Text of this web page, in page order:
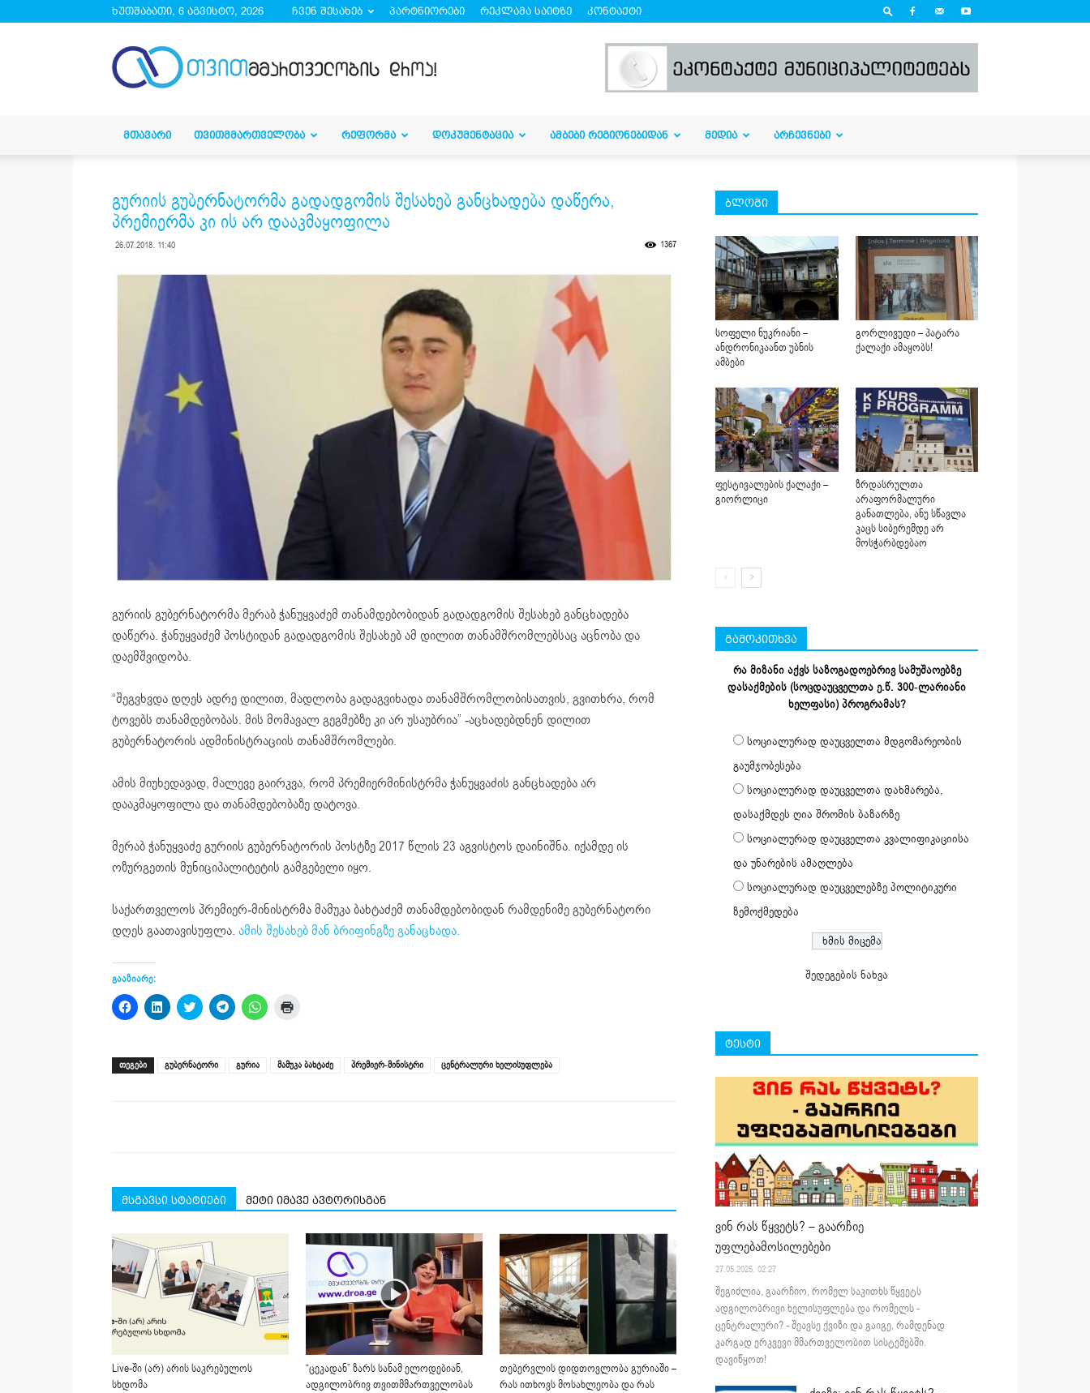
ხუთშაბათი, 6 აგვისტო, 2026 ჩვენ შესახებ პარტნიორები რეკლამა საიტზე კონტაქტი
ᲛᲗᲐᲕᲐᲠᲘ ᲗᲕᲘᲗᲛᲛᲐᲠᲗᲕᲔᲚᲝᲑᲐ ᲠᲔᲤᲝᲠᲛᲐ ᲓᲝᲙᲣᲛᲔᲜᲢᲐᲪᲘᲐ ᲐᲛᲑᲔᲑᲘ ᲠᲔᲒᲘᲝᲜᲔᲑᲘᲓᲐᲜ ᲛᲔᲓᲘᲐ ᲐᲠᲩᲔᲕᲜᲔᲑᲘ
გურიის გუბერნატორმა გადადგომის შესახებ განცხადება დაწერა,
პრემიერმა კი ის არ დააკმაყოფილა
26.07.2018. 11:40 1367
გურიის გუბერნატორმა მერაბ ჭანუყვაძემ თანამდებობიდან გადადგომის შესახებ განცხადება
დაწერა. ჭანუყვაძემ პოსტიდან გადადგომის შესახებ ამ დილით თანამშრომლებსაც აცნობა და
დაემშვიდობა.
“შეგვხვდა დღეს ადრე დილით, მადლობა გადაგვიხადა თანამშრომლობისათვის, გვითხრა, რომ
ტოვებს თანამდებობას. მის მომავალ გეგმებზე კი არ უსაუბრია” -აცხადებდნენ დილით
გუბერნატორის ადმინისტრაციის თანამშრომლები.
ამის მიუხედავად, მალევე გაირკვა, რომ პრემიერმინისტრმა ჭანუყვაძის განცხადება არ
დააკმაყოფილა და თანამდებობაზე დატოვა.
მერაბ ჭანუყვაძე გურიის გუბერნატორის პოსტზე 2017 წლის 23 აგვისტოს დაინიშნა. იქამდე ის
ოზურგეთის მუნიციპალიტეტის გამგებელი იყო.
საქართველოს პრემიერ-მინისტრმა მამუკა ბახტაძემ თანამდებობიდან რამდენიმე გუბერნატორი
დღეს გაათავისუფლა. ამის შესახებ მან ბრიფინგზე განაცხადა.
გააზიარე:
Click
to
(Opens
in
new
Click
to
(Opens
in
Click
to
(Opens
in
Click
to
(Opens
in
Click
to
(Opens new
window)
ᲗᲔᲒᲔᲑᲘ გუბერნატორი გურია მამუკა ბახტაძე პრემიერ-მინისტრი ცენტრალური ხელისუფლება
მსგავსი სტატიები მეტი იმავე ავტორისგან
Live-ში (არ) არის საკრებულოს
სხდომა
“ცეკადან” ზარს სანამ ელოდებიან,
ადგილობრივ თვითმმართველობას
თებერვლის დიდთოვლობა გურიაში –
რას ითხოვს მოსახლეობა და რას
ბლოგი
სოფელი ნუკრიანი –
ანდრონიკაანთ უბნის
ამბები
გორლივუდი – პატარა
ქალაქი ამაყობს!
ფესტივალების ქალაქი –
გიორლიცი
ზრდასრულთა
არაფორმალური
განათლება, ანუ სწავლა
კაცს სიბერემდე არ
მოსჭარბდებაო
გამოკითხვა
რა მიზანი აქვს საზოგადოებრივ სამუშაოებზე
დასაქმების (სოცდაუცველთა ე.წ. 300-ლარიანი
ხელფასი) პროგრამას?
სოციალურად დაუცველთა მდგომარეობის
გაუმჯობესება
სოციალურად დაუცველთა დახმარება,
დასაქმდეს ღია შრომის ბაზარზე
სოციალურად დაუცველთა კვალიფიკაციისა
და უნარების ამაღლება
სოციალურად დაუცველებზე პოლიტიკური
ზემოქმედება
შედეგების ნახვა
ტესტი
ვინ რას წყვეტს? – გაარჩიე
უფლებამოსილებები
27.05.2025. 02:27
შეგიძლია, გაარჩიო, რომელ საკითხს წყვეტს
ადგილობრივი ხელისუფლება და რომელს -
ცენტრალური? - შეავსე ქვიზი და გაიგე, რამდენად
კარგად ერკვევი მმართველობით სისტემებში.
დავიწყოთ!